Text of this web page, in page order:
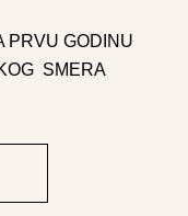
PRVU GODINU
SMERA